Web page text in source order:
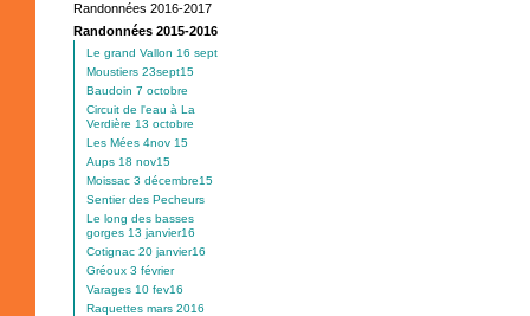
Randonnées 2016-2017
Randonnées 2015-2016
Le grand Vallon 16 sept
Moustiers 23sept15
Baudoin 7 octobre
Circuit de l'eau à La
Verdière 13 octobre
Les Mées 4nov 15
Aups 18 nov15
Moissac 3 décembre15
Sentier des Pecheurs
Le long des basses
gorges 13 janvier16
Cotignac 20 janvier16
Gréoux 3 février
Varages 10 fev16
Raquettes mars 2016